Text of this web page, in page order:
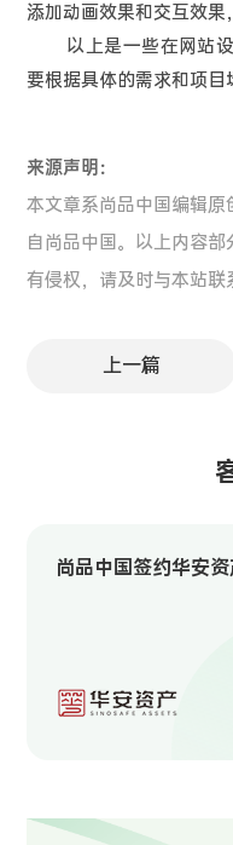
添加动画效果和交互效果
以上是一些在网站设
要根据具体的需求和项目
来源声明：
本文章系尚品中国编辑
自尚品中国。以上内容
有侵权，请及时与本站
上一篇
尚品中国签约华安